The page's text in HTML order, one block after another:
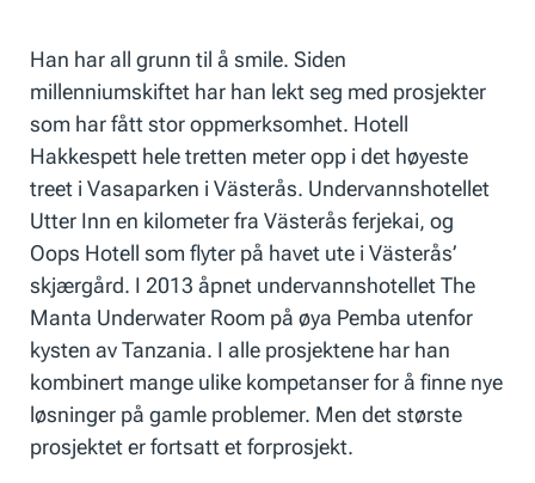
Han har all grunn til å smile. Siden
millenniumskiftet har han lekt seg med prosjekter
som har fått stor oppmerksomhet. Hotell
Hakkespett hele tretten meter opp i det høyeste
treet i Vasaparken i Västerås. Undervannshotellet
Utter Inn en kilometer fra Västerås ferjekai, og
Oops Hotell som flyter på havet ute i Västerås’
skjærgård. I 2013 åpnet undervannshotellet The
Manta Underwater Room på øya Pemba utenfor
kysten av Tanzania. I alle prosjektene har han
kombinert mange ulike kompetanser for å finne nye
løsninger på gamle problemer. Men det største
prosjektet er fortsatt et forprosjekt.